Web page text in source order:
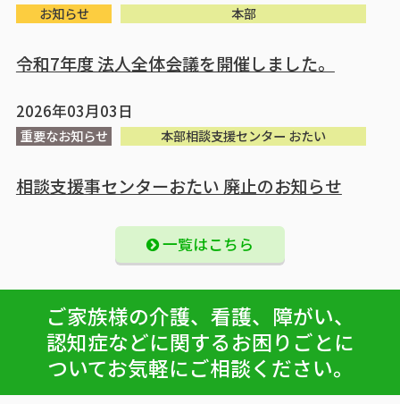
お知らせ 本部
令和7年度 法人全体会議を開催しました。
2026年03月03日
重要なお知らせ 本部相談支援センター おたい
相談支援事センターおたい 廃止のお知らせ
一覧はこちら
ご家族様の介護、看護、障がい、
認知症などに関するお困りごとに
ついてお気軽にご相談ください。